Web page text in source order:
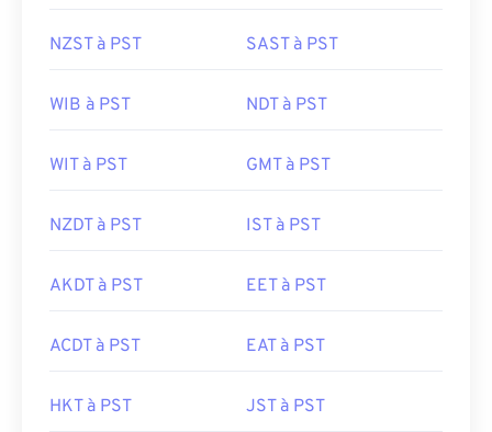
NZST à PST SAST à PST
WIB à PST NDT à PST
WIT à PST GMT à PST
NZDT à PST IST à PST
AKDT à PST EET à PST
ACDT à PST EAT à PST
HKT à PST JST à PST